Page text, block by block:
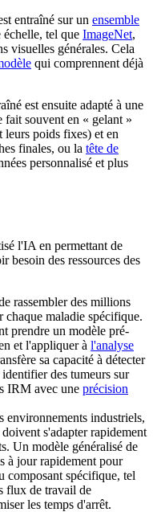
entraîné sur un ensemble
échelle, tel que ImageNet,
visuelles générales. Cela
qui comprennent déjà
est ensuite adapté à une
fait souvent en « gelant »
leurs poids fixes) et en
finales, ou la tête de
personnalisé et plus
l'IA en permettant de
besoin des ressources des
rassembler des millions
chaque maladie spécifique.
prendre un modèle pré-
et l'appliquer à l'analyse
sa capacité à détecter
des tumeurs sur
IRM avec une précision
environnements industriels,
s'adapter rapidement
Un modèle généralisé de
à jour rapidement pour
composant spécifique, tel
flux de travail de
les temps d'arrêt.